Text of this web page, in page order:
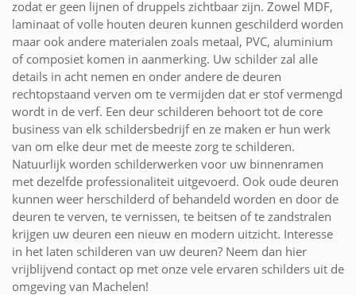
zodat er geen lijnen of druppels zichtbaar zijn. Zowel MDF,
laminaat of volle houten deuren kunnen geschilderd worden
maar ook andere materialen zoals metaal, PVC, aluminium
of composiet komen in aanmerking. Uw schilder zal alle
details in acht nemen en onder andere de deuren
rechtopstaand verven om te vermijden dat er stof vermengd
wordt in de verf. Een deur schilderen behoort tot de core
business van elk schildersbedrijf en ze maken er hun werk
van om elke deur met de meeste zorg te schilderen.
Natuurlijk worden schilderwerken voor uw binnenramen
met dezelfde professionaliteit uitgevoerd. Ook oude deuren
kunnen weer herschilderd of behandeld worden en door de
deuren te verven, te vernissen, te beitsen of te zandstralen
krijgen uw deuren een nieuw en modern uitzicht. Interesse
in het laten schilderen van uw deuren? Neem dan hier
vrijblijvend contact op met onze vele ervaren schilders uit de
omgeving van Machelen!